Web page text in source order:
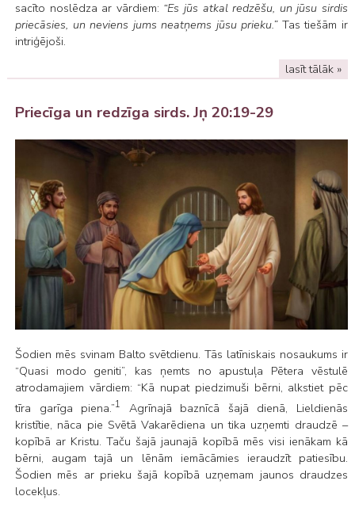
sacīto noslēdza ar vārdiem: “Es jūs atkal redzēšu, un jūsu sirdis
priecāsies, un neviens jums neatņems jūsu prieku.”Tas tiešām ir
intriģējoši.
lasīt tālāk »
Priecīga un redzīga sirds. Jņ 20:19-29
Šodien mēs svinam Balto svētdienu. Tās latīniskais nosaukums ir
“Quasi modo geniti”, kas ņemts no apustuļa Pētera vēstulē
atrodamajiem vārdiem: “Kā nupat piedzimuši bērni, alkstiet pēc
tīra garīga piena.”1
Agrīnajā baznīcā šajā dienā, Lieldienās
kristītie, nāca pie Svētā Vakarēdiena un tika uzņemti draudzē –
kopībā ar Kristu. Taču šajā jaunajā kopībā mēs visi ienākam kā
bērni, augam tajā un lēnām iemācāmies ieraudzīt patiesību.
Šodien mēs ar prieku šajā kopībā uzņemam jaunos draudzes
locekļus.